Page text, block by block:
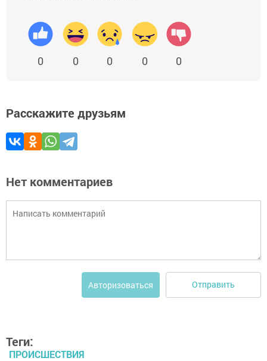
0 0 0 0 0
Расскажите друзьям
Нет комментариев
Авторизоваться Отправить
Теги:
ПРОИСШЕСТВИЯ